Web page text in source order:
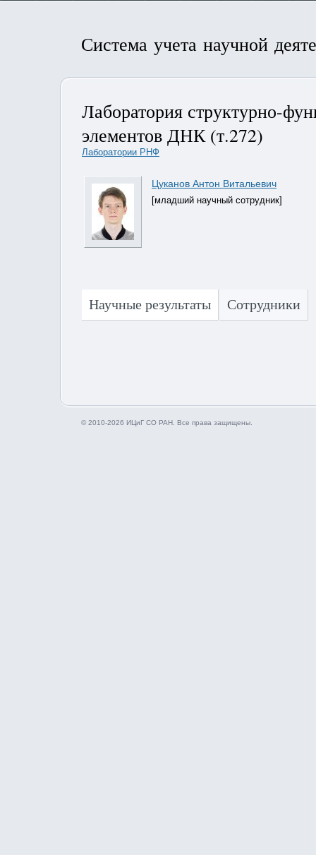
Система учета научной
Лаборатория структурно-
элементов ДНК (т.272)
Лаборатории РНФ
Цуканов Антон Витальевич
[младший научный сотрудник]
Научные результаты Сотрудники
© 2010-2026 ИЦиГ СО РАН. Все права защищены.